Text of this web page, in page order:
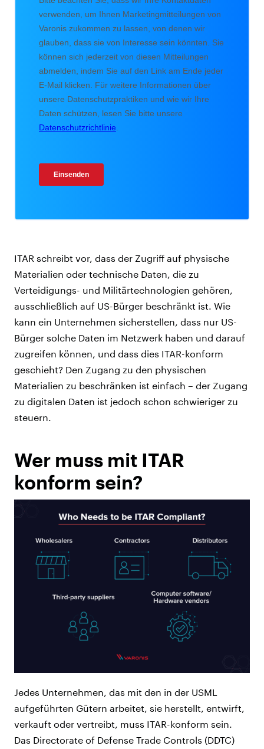
ITAR schreibt vor, dass der Zugriff auf physische
Materialien oder technische Daten, die zu
Verteidigungs- und Militärtechnologien gehören,
ausschließlich auf US-Bürger beschränkt ist. Wie
kann ein Unternehmen sicherstellen, dass nur US-
Bürger solche Daten im Netzwerk haben und darauf
zugreifen können, und dass dies ITAR-konform
geschieht? Den Zugang zu den physischen
Materialien zu beschränken ist einfach – der Zugang
zu digitalen Daten ist jedoch schon schwieriger zu
steuern.
Wer muss mit ITAR
konform sein?
Jedes Unternehmen, das mit den in der USML
aufgeführten Gütern arbeitet, sie herstellt, entwirft,
verkauft oder vertreibt, muss ITAR-konform sein.
Das Directorate of Defense Trade Controls (DDTC)